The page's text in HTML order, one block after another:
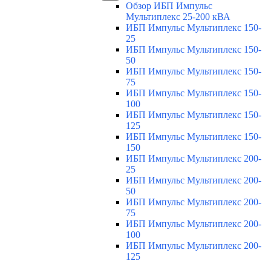
Обзор ИБП Импульс
Мультиплекс 25-200 кВА
ИБП Импульс Мультиплекс 150-
25
ИБП Импульс Мультиплекс 150-
50
ИБП Импульс Мультиплекс 150-
75
ИБП Импульс Мультиплекс 150-
100
ИБП Импульс Мультиплекс 150-
125
ИБП Импульс Мультиплекс 150-
150
ИБП Импульс Мультиплекс 200-
25
ИБП Импульс Мультиплекс 200-
50
ИБП Импульс Мультиплекс 200-
75
ИБП Импульс Мультиплекс 200-
100
ИБП Импульс Мультиплекс 200-
125